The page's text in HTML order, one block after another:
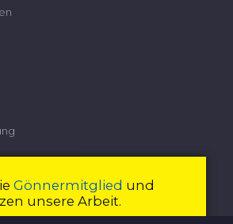
Gönnermitglied und
unsere Arbeit.